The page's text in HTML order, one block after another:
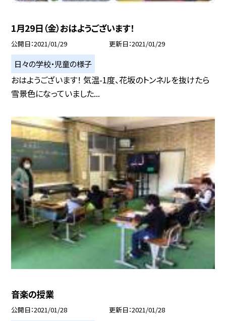
1月29日（金）おはようございます！
公開日 2021/01/29 更新日 2021/01/29
日々の学校・児童の様子
おはようございます！ 気温-1度、花坂のトンネルを抜けたら
雪景色になっていました...
音楽の授業
公開日 2021/01/28 更新日 2021/01/28